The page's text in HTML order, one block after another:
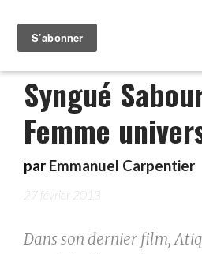
Syngué
Femme
par Emmanuel Carpentier
27 février 2013
Dans son dernier film,